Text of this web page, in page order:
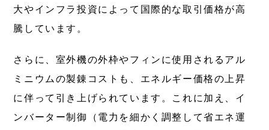
大やインフラ投資によって国際的な取引価格が高
騰しています。
さらに、室外機の外枠やフィンに使用されるアル
ミニウムの製錬コストも、エネルギー価格の上昇
に伴って引き上げられています。これに加え、イ
ンバーター制御（電力を細かく調整して省エネ運